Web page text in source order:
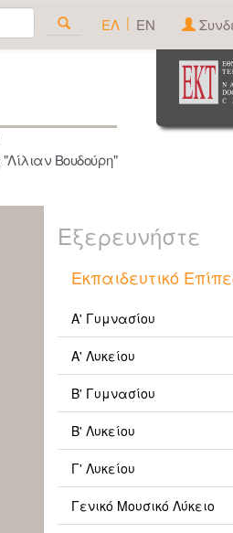
ΕΛ | EN
Βουδούρη"
Εξερευνήστε
Εκπαιδευτικό
Α' Γυμνασίου
Α' Λυκείου
Β' Γυμνασίου
Β' Λυκείου
Γ' Λυκείου
Γενικό Μουσικό Λύκειο